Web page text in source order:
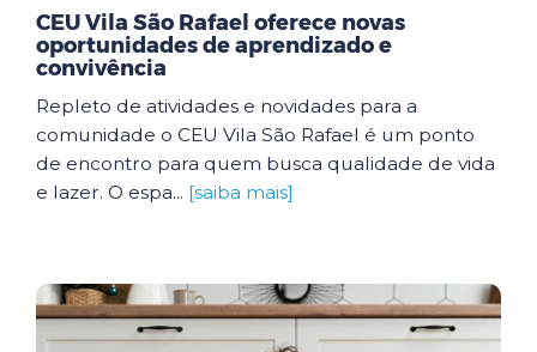
CEU Vila São Rafael oferece novas
oportunidades de aprendizado e
convivência
Repleto de atividades e novidades para a
comunidade o CEU Vila São Rafael é um ponto
de encontro para quem busca qualidade de vida
e lazer. O espa... [saiba mais]